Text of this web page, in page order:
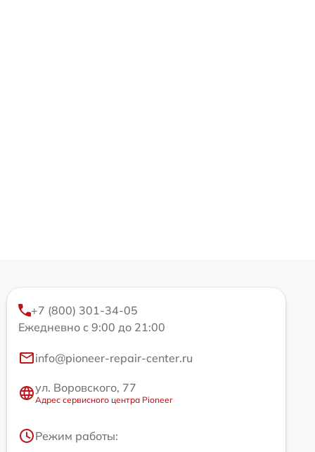
+7 (800) 301-34-05
Ежедневно с 9:00 до 21:00
info@pioneer-repair-center.ru
ул. Воровского, 77
Адрес сервисного центра Pioneer
Режим работы: